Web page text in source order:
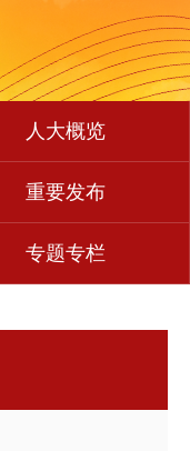
人大概览
重要发布
专题专栏